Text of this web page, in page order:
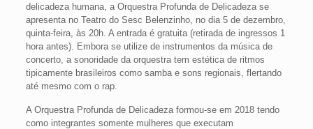
delicadeza humana, a Orquestra Profunda de Delicadeza se
apresenta no Teatro do Sesc Belenzinho, no dia 5 de dezembro,
quinta-feira, às 20h. A entrada é gratuita (retirada de ingressos 1
hora antes). Embora se utilize de instrumentos da música de
concerto, a sonoridade da orquestra tem estética de ritmos
tipicamente brasileiros como samba e sons regionais, flertando
até mesmo com o rap.
A Orquestra Profunda de Delicadeza formou-se em 2018 tendo
como integrantes somente mulheres que executam